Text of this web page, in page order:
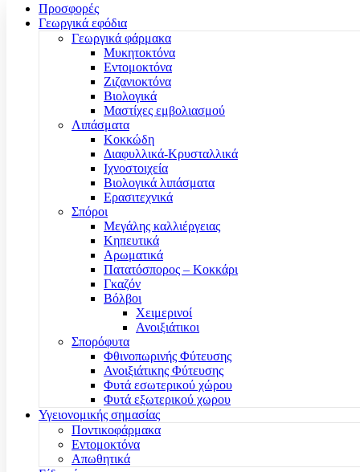
Προσφορές
Γεωργικά εφόδια
Γεωργικά φάρμακα
Μυκητοκτόνα
Εντομοκτόνα
Ζιζανιοκτόνα
Βιολογικά
Μαστίχες εμβολιασμού
Λιπάσματα
Κοκκώδη
Διαφυλλικά-Κρυσταλλικά
Ιχνοστοιχεία
Βιολογικά λιπάσματα
Ερασιτεχνικά
Σπόροι
Μεγάλης καλλιέργειας
Κηπευτικά
Αρωματικά
Πατατόσπορος – Κοκκάρι
Γκαζόν
Βόλβοι
Χειμερινοί
Ανοιξιάτικοι
Σπορόφυτα
Φθινοπωρινής Φύτευσης
Ανοιξιάτικης Φύτευσης
Φυτά εσωτερικού χώρου
Φυτά εξωτερικού χωρου
Υγειονομικής σημασίας
Ποντικοφάρμακα
Εντομοκτόνα
Απωθητικά